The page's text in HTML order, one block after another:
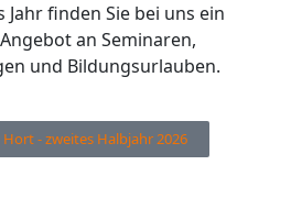
Jahr finden Sie bei uns ein
an Seminaren,
und Bildungsurlauben.
- zweites Halbjahr 2026